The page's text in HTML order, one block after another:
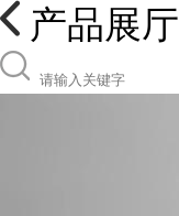
产品展厅